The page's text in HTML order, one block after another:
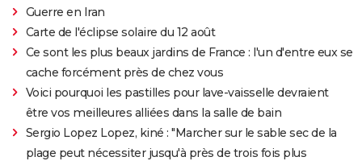
Guerre en Iran
Carte de l'éclipse solaire du 12 août
Ce sont les plus beaux jardins de France : l'un d'entre eux se
cache forcément près de chez vous
Voici pourquoi les pastilles pour lave-vaisselle devraient
être vos meilleures alliées dans la salle de bain
Sergio Lopez Lopez, kiné : "Marcher sur le sable sec de la
plage peut nécessiter jusqu'à près de trois fois plus